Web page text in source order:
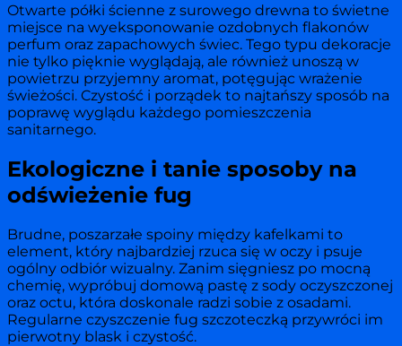
Otwarte półki ścienne z surowego drewna to świetne
miejsce na wyeksponowanie ozdobnych flakonów
perfum oraz zapachowych świec. Tego typu dekoracje
nie tylko pięknie wyglądają, ale również unoszą w
powietrzu przyjemny aromat, potęgując wrażenie
świeżości. Czystość i porządek to najtańszy sposób na
poprawę wyglądu każdego pomieszczenia
sanitarnego.
Ekologiczne i tanie sposoby na
odświeżenie fug
Brudne, poszarzałe spoiny między kafelkami to
element, który najbardziej rzuca się w oczy i psuje
ogólny odbiór wizualny. Zanim sięgniesz po mocną
chemię, wypróbuj domową pastę z sody oczyszczonej
oraz octu, która doskonale radzi sobie z osadami.
Regularne czyszczenie fug szczoteczką przywróci im
pierwotny blask i czystość.